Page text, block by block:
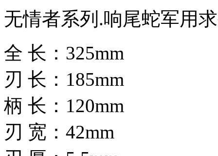
无情者系列.响尾蛇军用
全 长：325mm
刃 长：185mm
柄 长：120mm
刃 宽：42mm